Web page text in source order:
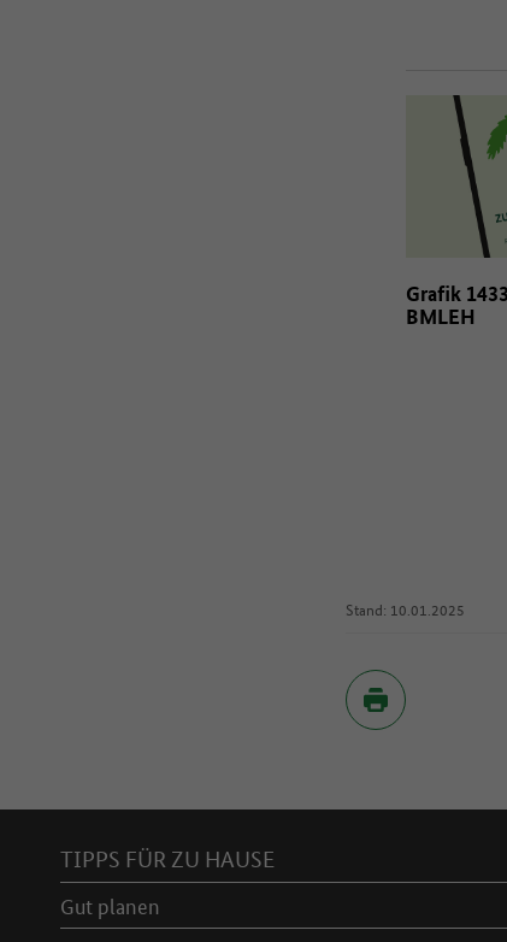
Grafik
BMLEH
Stand: 10.01.2025
TIPPS FÜR ZU HAUSE
Gut planen